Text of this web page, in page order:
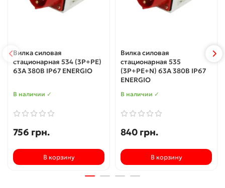
Вилка силовая
стационарная 534 (3P+PE)
63A 380В IP67 ENERGIO
В наличии ✓
756 грн.
В корзину
Вилка силовая
стационарная 535
(3P+PE+N) 63A 380В IP67
ENERGIO
В наличии ✓
840 грн.
В корзину